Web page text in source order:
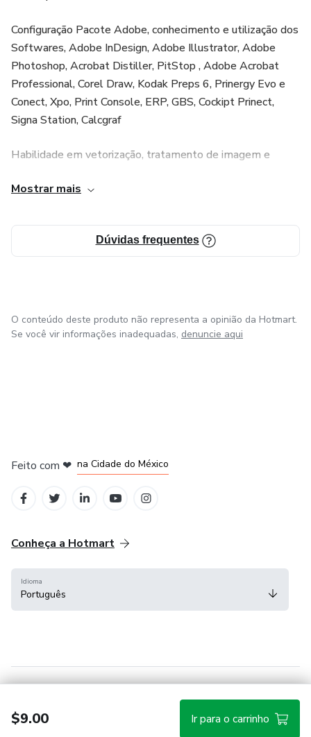
Configuração Pacote Adobe, conhecimento e utilização dos
Softwares, Adobe InDesign, Adobe Illustrator, Adobe
Photoshop, Acrobat Distiller, PitStop , Adobe Acrobat
Professional, Corel Draw, Kodak Preps 6, Prinergy Evo e
Conect, Xpo, Print Console, ERP, GBS, Cockipt Prinect,
Signa Station, Calcgraf
Habilidade em vetorização, tratamento de imagem e
Arquivos e Imposição Eletrônica em PREPS, Fechamento
de livros e revistas, Criação de facas de corte e vinco,
vetorização de logos.
Mostrar mais
Dúvidas frequentes
$9.00 Ir para o carrinho
O conteúdo deste produto não representa a opinião da Hotmart.
Se você vir informações inadequadas, denuncie aqui
Feito com ❤ na Cidade do México
Conheça a Hotmart
Idioma
Português